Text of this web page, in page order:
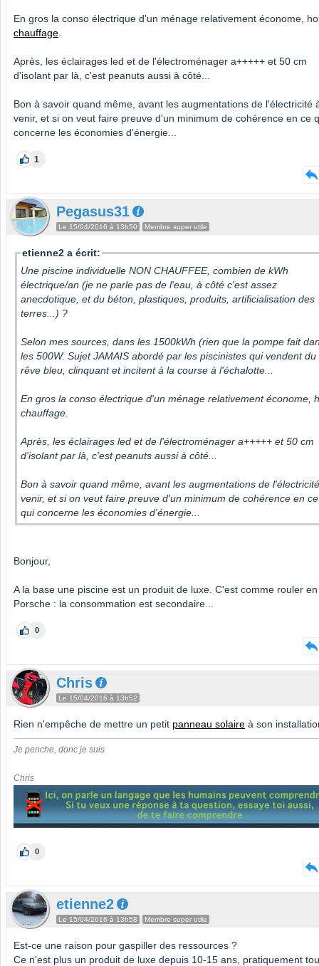
En gros la conso électrique d'un ménage relativement économe,
chauffage
Après, les éclairages led et de l'électroménager a+++++ et 50 cm
d'isolant par là, c'est peanuts aussi à côté...
Bon à savoir quand même, avant les augmentations de l'électricité
venir, et si on veut faire preuve d'un minimum de cohérence en ce
concerne les économies d'énergie...
1
Pegasus31
Le 15/04/2016 à 13h50 Membre super utile
etienne2 a écrit:
Une piscine individuelle NON CHAUFFEE, combien de kWh
électrique/an (je ne parle pas de l'eau, à côté c'est assez
anecdotique, et du béton, plastiques, produits, artificialisation des
terres...) ?
Selon mes sources, dans les 1500kWh (rien que la pompe fait
les 500W. Sujet JAMAIS abordé par les piscinistes qui vendent du
rêve bleu, clinquant et incitent à la course à l'échalotte...
En gros la conso électrique d'un ménage relativement économe,
chauffage.
Après, les éclairages led et de l'électroménager a+++++ et 50 cm
d'isolant par là, c'est peanuts aussi à côté...
Bon à savoir quand même, avant les augmentations de
venir, et si on veut faire preuve d'un minimum de cohérence en ce
qui concerne les économies d'énergie...
Bonjour,
A la base une piscine est un produit de luxe. C'est comme rouler en
Porsche : la consommation est secondaire...
0
Chris
Le 15/04/2016 à 13h52
Rien n'empêche de mettre un petit panneau solaire à son
Je penche, donc je suis
Chris
0
etienne2
Le 15/04/2016 à 13h58 Membre super utile
Est-ce une raison pour gaspiller des ressources ?
Ce n'est plus un produit de luxe depuis 10-15 ans, pratiquement